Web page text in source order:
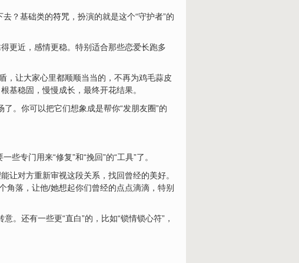
去？基础类的符咒 ，扮演的就是这个“守护者”的
更近，感情更稳。特别适合那些恋爱长跑多
，让大家心里都顺顺当当的，不再为鸡毛蒜皮
基稳固，慢慢成长，最终开花结果。
了。你可以把它们想象成是帮你“发朋友圈”的
专门用来“修复”和“挽回”的“工具”了。
让对方重新审视这段关系，找回曾经的美好。
角落，让他/她想起你们曾经的点点滴滴，特别
。还有一些更“直白”的，比如“锁情锁心符”，